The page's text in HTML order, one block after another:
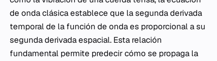
de onda clásica establece que la segunda derivada
temporal de la función de onda es proporcional a su
segunda derivada espacial. Esta relación
fundamental permite predecir cómo se propaga la